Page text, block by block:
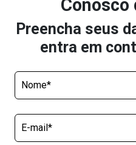
Conosco
Preencha seus
entra em